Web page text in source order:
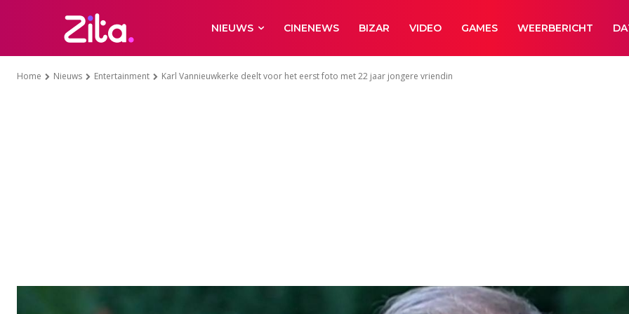
NIEUWS CINENEWS BIZAR VIDEO GAMES WEERBERICHT
Home Nieuws Entertainment Karl Vannieuwkerke deelt voor het eerst foto met 22 jaar jongere vriendin